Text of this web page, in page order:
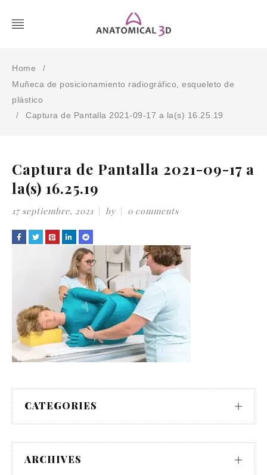
Home /
Muñeca de posicionamiento radiográfico, esqueleto de
plástico
/ Captura de Pantalla 2021-09-17 a la(s) 16.25.19
Captura de Pantalla 2021-09-17 a
la(s) 16.25.19
17 septiembre, 2021 by 0 comments
CATEGORIES
ARCHIVES